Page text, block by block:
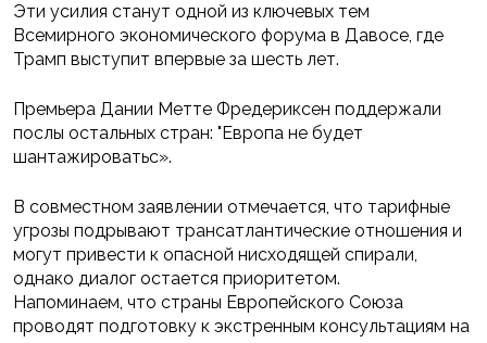
Эти усилия станут одной из ключевых тем
Всемирного экономического форума в Давосе, где
Трамп выступит впервые за шесть лет.
Премьера Дании Метте Фредериксен поддержали
послы остальных стран: "Европа не будет
шантажироватьс».
В совместном заявлении отмечается, что тарифные
угрозы подрывают трансатлантические отношения и
могут привести к опасной нисходящей спирали,
однако диалог остается приоритетом.
Напоминаем, что страны Европейского Союза
проводят подготовку к экстренным консультациям на